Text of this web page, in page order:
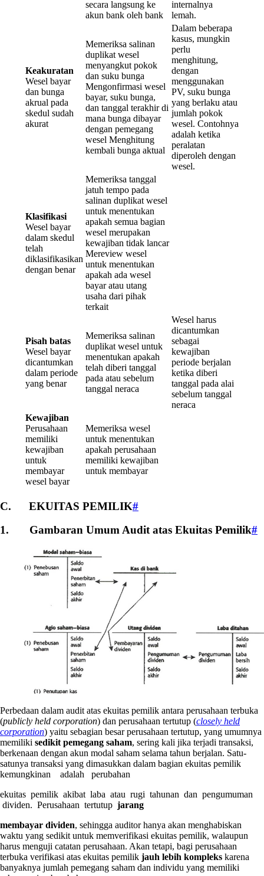
secara langsung ke
akun bank oleh bank
internalnya
lemah.
Keakuratan
Wesel bayar
dan bunga
akrual pada
skedul sudah
akurat
Memeriksa salinan
duplikat wesel
menyangkut pokok
dan suku bunga
Mengonfirmasi wesel
bayar, suku bunga,
dan tanggal terakhir di
mana bunga dibayar
dengan pemegang
wesel Menghitung
kembali bunga aktual
Dalam beberapa
kasus, mungkin
perlu
menghitung,
dengan
menggunakan
PV, suku bunga
yang berlaku atau
jumlah pokok
wesel. Contohnya
adalah ketika
peralatan
diperoleh dengan
wesel.
Klasifikasi
Wesel bayar
dalam skedul
telah
diklasifikasikan
dengan benar
Memeriksa tanggal
jatuh tempo pada
salinan duplikat wesel
untuk menentukan
apakah semua bagian
wesel merupakan
kewajiban tidak lancar
Mereview wesel
untuk menentukan
apakah ada wesel
bayar atau utang
usaha dari pihak
terkait
Pisah batas
Wesel bayar
dicantumkan
dalam periode
yang benar
Memeriksa salinan
duplikat wesel untuk
menentukan apakah
telah diberi tanggal
pada atau sebelum
tanggal neraca
Wesel harus
dicantumkan
sebagai
kewajiban
periode berjalan
ketika diberi
tanggal pada alai
sebelum tanggal
neraca
Kewajiban
Perusahaan
memiliki
kewajiban
untuk
membayar
wesel bayar
Memeriksa wesel
untuk menentukan
apakah perusahaan
memiliki kewajiban
untuk membayar
C. EKUITAS PEMILIK#
1. Gambaran Umum Audit atas Ekuitas Pemilik#
Perbedaan dalam audit atas ekuitas pemilik antara perusahaan terbuka
(publicly held corporation) dan perusahaan tertutup (closely held
corporation) yaitu sebagian besar perusahaan tertutup, yang umumnya
memiliki sedikit pemegang saham, sering kali jika terjadi transaksi,
berkenaan dengan akun modal saham selama tahun berjalan. Satu-
satunya transaksi yang dimasukkan dalam bagian ekuitas pemilik
kemungkinan adalah perubahan
ekuitas pemilik akibat laba atau rugi tahunan dan pengumuman
dividen. Perusahaan tertutup jarang
membayar dividen, sehingga auditor hanya akan menghabiskan
waktu yang sedikit untuk memverifikasi ekuitas pemilik, walaupun
harus menguji catatan perusahaan. Akan tetapi, bagi perusahaan
terbuka verifikasi atas ekuitas pemilik jauh lebih kompleks karena
banyaknya jumlah pemegang saham dan individu yang memiliki